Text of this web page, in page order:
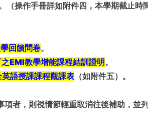
操作手冊詳如附件四，本學期截止時
回饋問卷。
EMI教學增能課程結訓證明。
語授課課程觀課表 （如附件五）。
者，則視情節輕重取消往後補助，並列